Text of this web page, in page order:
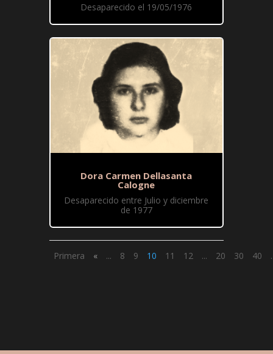
Desaparecido el 19/05/1976
Dora Carmen Dellasanta
Calogne
Desaparecido entre Julio y diciembre
de 1977
Primera « ... 8 9 10 11 12 ... 20 30 40